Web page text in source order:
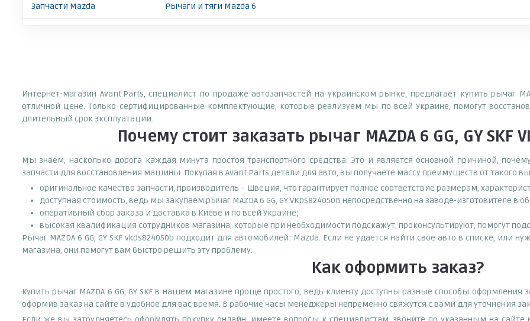
Запчасти Mazda Рычаги и тяги Mazda 6
Интернет-магазин Avant.Parts, специалист по продаже автозапчастей на украинском рынке, предлагает купить рычаг
отличной цене. Только сертифицированные комплектующие, которые реализуем мы по всей Украине, помогут
длительный срок эксплуатации.
Почему стоит заказать рычаг MAZDA 6 GG, GY SKF
Мы знаем, насколько дорога каждая минута простоя транспортного средства. Это и является основной причиной,
запчасти для восстановления машины. Покупая в Avant.Parts детали для авто, вы получаете массу преимуществ от такого
оригинальное качество запчасти, производитель – Швеция, что гарантирует полное соответствие размерам,
доступная стоимость, ведь мы закупаем рычаг MAZDA 6 GG, GY VKDS824050B непосредственно на заводе-изготовителе в
оперативный сбор заказа и доставка в Киеве и по всей Украине;
высокая квалификация сотрудников магазина, которые при необходимости подскажут, проконсультируют, помогут
Рычаг MAZDA 6 GG, GY SKF vkds824050b подходит для автомобилей: Mazda. Если не удается найти свое авто в списке,
магазина, они помогут вам быстро решить эту проблему.
Как оформить заказ?
Купить рычаг MAZDA 6 GG, GY SKF в нашем магазине проще простого, ведь клиенту доступны разные способы
оформив заказ на сайте в удобное для вас время. В рабочие часы менеджеры непременно свяжутся с вами для уточнения